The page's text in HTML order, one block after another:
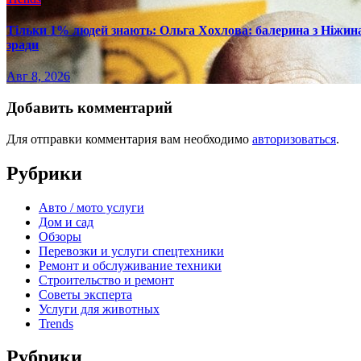
Тільки 1% людей знають: Ольга Хохлова: балерина з
зради
Авг 8, 2026
Добавить комментарий
Для отправки комментария вам необходимо авторизоваться.
Рубрики
Авто / мото услуги
Дом и сад
Обзоры
Перевозки и услуги спецтехники
Ремонт и обслуживание техники
Строительство и ремонт
Советы эксперта
Услуги для животных
Trends